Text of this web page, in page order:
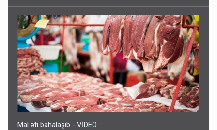
Rusiya azərbaycanlı diasporun obyektini məhv etdi -
FOTOLAR
5 Avqust 10:58
Mal əti bahalaşıb - VİDEO